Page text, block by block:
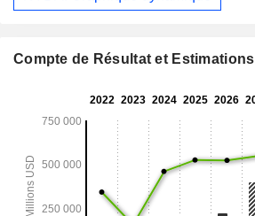
Compte de Résultat et Estimations